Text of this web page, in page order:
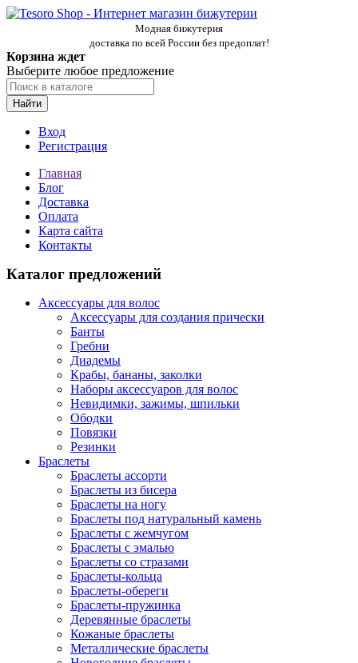
Модная бижутерия
доставка по всей России без предоплат!
Корзина ждет
Выберите любое предложение
Найти
Вход
Регистрация
Главная
Блог
Доставка
Оплата
Карта сайта
Контакты
Каталог предложений
Аксессуары для волос
Аксессуары для создания прически
Банты
Гребни
Диадемы
Крабы, бананы, заколки
Наборы аксессуаров для волос
Невидимки, зажимы, шпильки
Ободки
Повязки
Резинки
Браслеты
Браслеты ассорти
Браслеты из бисера
Браслеты на ногу
Браслеты под натуральный камень
Браслеты с жемчугом
Браслеты с эмалью
Браслеты со стразами
Браслеты-кольца
Браслеты-обереги
Браслеты-пружинка
Деревянные браслеты
Кожаные браслеты
Металлические браслеты